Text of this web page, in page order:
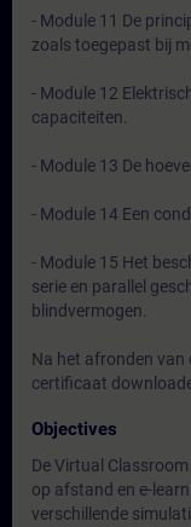
- Module 11 De
zoals toegepast bij
- Module 12
capaciteiten.
- Module 13 De
- Module 14 Een
- Module 15 Het
serie en parallel
blindvermogen.
Na het afronden van
certificaat
Objectives
De Virtual
op afstand en e-
verschillende